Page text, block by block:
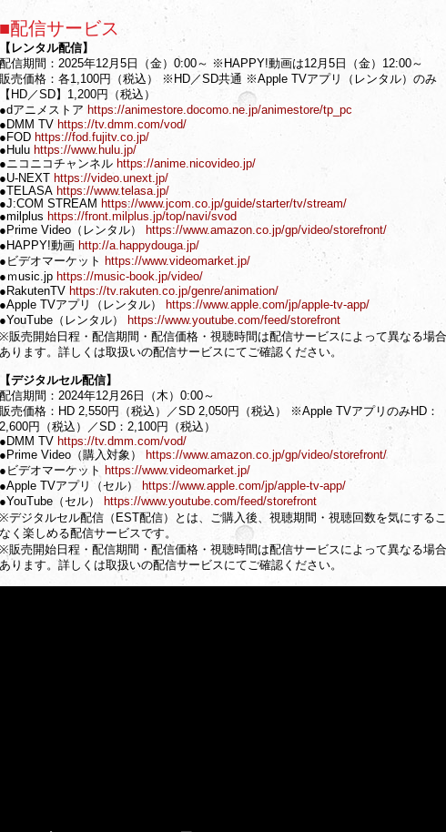
■配信サービス
【レンタル配信】
配信期間：2025年12月5日（金）0:00～ ※HAPPY!動画は12月5日（金）12:00～
販売価格：各1,100円（税込） ※HD／SD共通 ※Apple TVアプリ（レンタル）のみ
【HD／SD】1,200円（税込）
●dアニメストア https://animestore.docomo.ne.jp/animestore/tp_pc
●DMM TV https://tv.dmm.com/vod/
●FOD https://fod.fujitv.co.jp/
●Hulu https://www.hulu.jp/
●ニコニコチャンネル https://anime.nicovideo.jp/
●U-NEXT
https://video.unext.jp/
●TELASA https://www.telasa.jp/
●J:COM STREAM https://www.jcom.co.jp/guide/starter/tv/stream/
●milplus https://front.milplus.jp/top/navi/svod
●Prime Video（レンタル）
https://www.amazon.co.jp/gp/video/storefront/
●HAPPY!動画 http://a.happydouga.jp/
●ビデオマーケット
https://www.videomarket.jp/
●ｍusic.jp https://music-book.jp/video/
●RakutenTV https://tv.rakuten.co.jp/genre/animation/
●Apple TVアプリ（レンタル）
https://www.apple.com/jp/apple-tv-app/
●YouTube（レンタル）
https://www.youtube.com/feed/storefront
※販売開始日程・配信期間・配信価格・視聴時間は配信サービスによって異なる場
あります。詳しくは取扱いの配信サービスにてご確認ください。
【デジタルセル配信】
配信期間：2024年12月26日（木）0:00～
販売価格：HD 2,550円（税込）／SD 2,050円（税込） ※Apple TVアプリのみHD：
2,600円（税込）／SD：2,100円（税込）
●DMM TV https://tv.dmm.com/vod/
●Prime Video（購入対象）
https://www.amazon.co.jp/gp/video/storefront/
●ビデオマーケット
https://www.videomarket.jp/
●Apple TVアプリ（セル）
https://www.apple.com/jp/apple-tv-app/
●YouTube（セル）
https://www.youtube.com/feed/storefront
※デジタルセル配信（EST配信）とは、ご購入後、視聴期間・視聴回数を気にする
なく楽しめる配信サービスです。
※販売開始日程・配信期間・配信価格・視聴時間は配信サービスによって異なる場
あります。詳しくは取扱いの配信サービスにてご確認ください。